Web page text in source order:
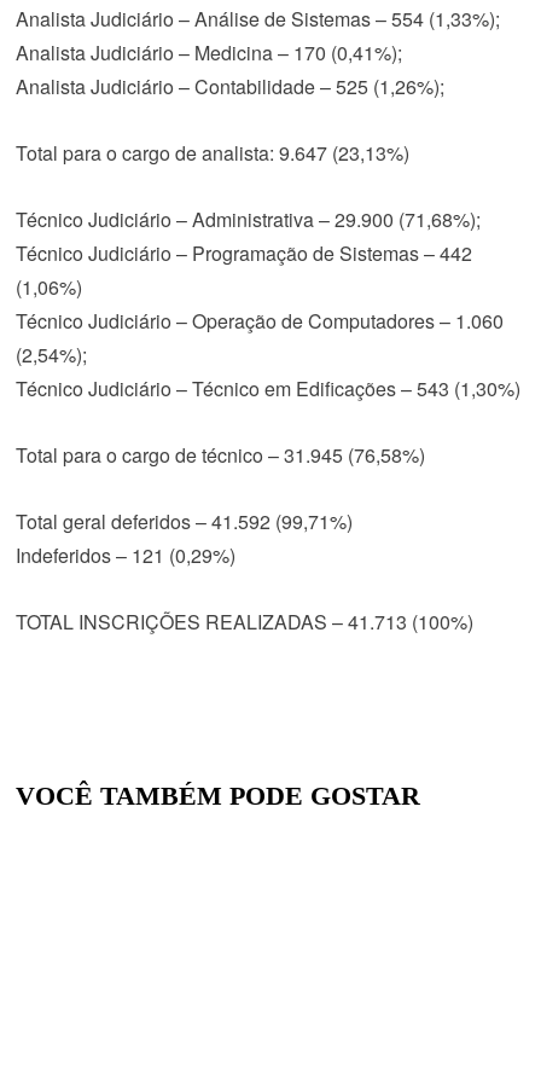
Analista Judiciário – Análise de Sistemas – 554 (1,33%);
Analista Judiciário – Medicina – 170 (0,41%);
Analista Judiciário – Contabilidade – 525 (1,26%);
Total para o cargo de analista: 9.647 (23,13%)
Técnico Judiciário – Administrativa – 29.900 (71,68%);
Técnico Judiciário – Programação de Sistemas – 442
(1,06%)
Técnico Judiciário – Operação de Computadores – 1.060
(2,54%);
Técnico Judiciário – Técnico em Edificações – 543 (1,30%)
Total para o cargo de técnico – 31.945 (76,58%)
Total geral deferidos – 41.592 (99,71%)
Indeferidos – 121 (0,29%)
TOTAL INSCRIÇÕES REALIZADAS – 41.713 (100%)
VOCÊ TAMBÉM PODE GOSTAR